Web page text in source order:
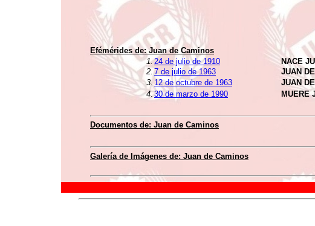
Efémérides de: Juan de Caminos
1.24 de julio de 1910
NACE
2. 7 de julio de 1963
JUAN
3. 12 de octubre de 1963
JUAN
4.30 de marzo de 1990 MUERE
Documentos de: Juan de Caminos
Galería de Imágenes de: Juan de Caminos